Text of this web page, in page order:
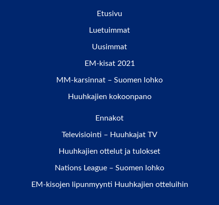
Etusivu
Luetuimmat
Uusimmat
EM-kisat 2021
MM-karsinnat – Suomen lohko
Huuhkajien kokoonpano
Ennakot
Televisiointi – Huuhkajat TV
Huuhkajien ottelut ja tulokset
Nations League – Suomen lohko
EM-kisojen lipunmyynti Huuhkajien otteluihin